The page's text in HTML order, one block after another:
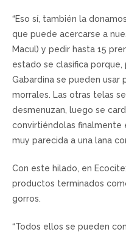
“Eso sí, también la
que puede acercarse a
Macul) y pedir hasta 15
estado se clasifica
Gabardina se pueden usar
morrales. Las otras telas
desmenuzan, luego se
convirtiéndolas finalmente
muy parecida a una lana
Con este hilado, en
productos terminados
gorros.
“Todos ellos se pueden